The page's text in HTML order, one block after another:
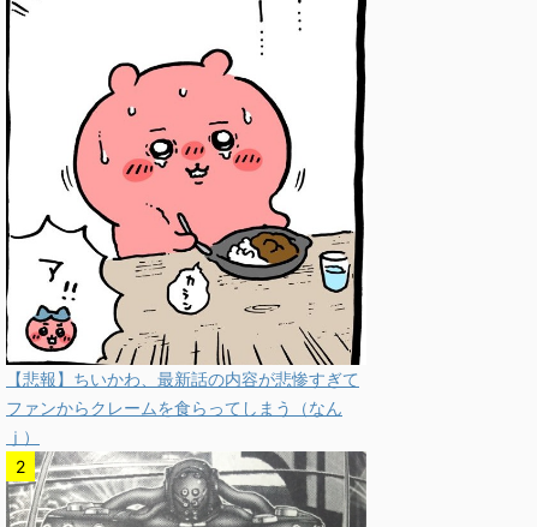
【悲報】ちいかわ、最新話の内容が悲惨すぎて
ファンからクレームを食らってしまう（なん
ｊ）